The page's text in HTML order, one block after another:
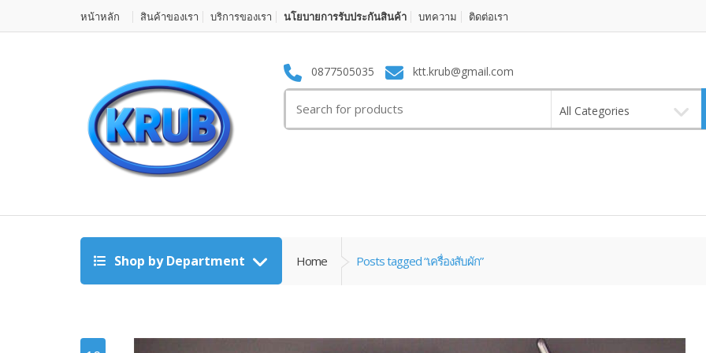
หน้าหลัก สินค้าของเรา บริการของเรา นโยบายการรับประกันสินค้า บทความ ติดต่อเรา
0877505035 ktt.krub@gmail.com
All Categories
Shop by Department Home Posts tagged “เครื่องสับผัก”